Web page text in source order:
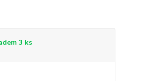
3 ks